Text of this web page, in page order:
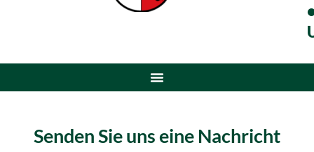
Senden Sie uns eine Nachricht